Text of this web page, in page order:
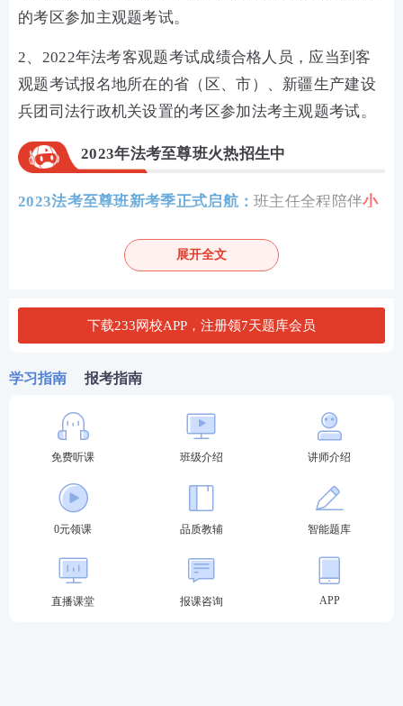
的考区参加主观题考试。
2、2022年法考客观题考试成绩合格人员，应当到客
观题考试报名地所在的省（区、市）、新疆生产建设
兵团司法行政机关设置的考区参加法考主观题考试。
2023年法考至尊班火热招生中
2023法考至尊班新考季正式启航：班主任全程陪伴小
4轮复习体系 主客一体实力通关！
点击购买，取证不等待
第一轮复习：【
第二轮复习：【
刷题强化记忆
以题带点，
强化巩固考点，归纳总结每个考点出题方
式，掌握答题
技巧
第三轮复习：【
高频考点带背
集中攻克高
背诵的熟练度
第四轮复习：【主观题专项冲刺
考前1个
展开全文
下载233网校APP，注册领7天题库会员
学习指南 报考指南
免费听课 班级介绍 讲师介绍
0元领课 品质教辅 智能题库
直播课堂 报课咨询 APP